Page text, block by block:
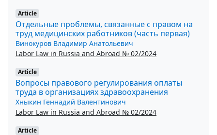
Article
Отдельные проблемы, связанные с правом на
труд медицинских работников (часть первая)
Винокуров Владимир Анатольевич
Labor Law in Russia and Abroad № 02/2024
Article
Вопросы правового регулирования оплаты
труда в организациях здравоохранения
Хныкин Геннадий Валентинович
Labor Law in Russia and Abroad № 02/2024
Article